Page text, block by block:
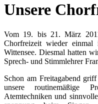
Unsere
Vom 19. bis 21. März
Chorfreizeit wieder einmal
Wittensee. Diesmal hatten
Sprech- und Stimmlehrer
Schon am Freitagabend
unsere routinemäßige
Atemtechniken und